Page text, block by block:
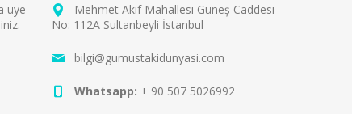
üye
Mehmet Akif Mahallesi Güneş Caddesi
No: 112A Sultanbeyli İstanbul
bilgi@gumustakidunyasi.com
Whatsapp: + 90 507 5026992